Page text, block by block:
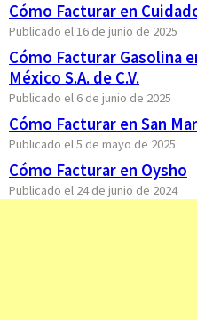
Cómo Facturar en
Publicado el 16 de junio de 2025
Cómo Facturar Gasolina
México S.A. de C.V.
Publicado el 6 de junio de 2025
Cómo Facturar en San
Publicado el 5 de mayo de 2025
Cómo Facturar en Oysho
Publicado el 24 de junio de 2024